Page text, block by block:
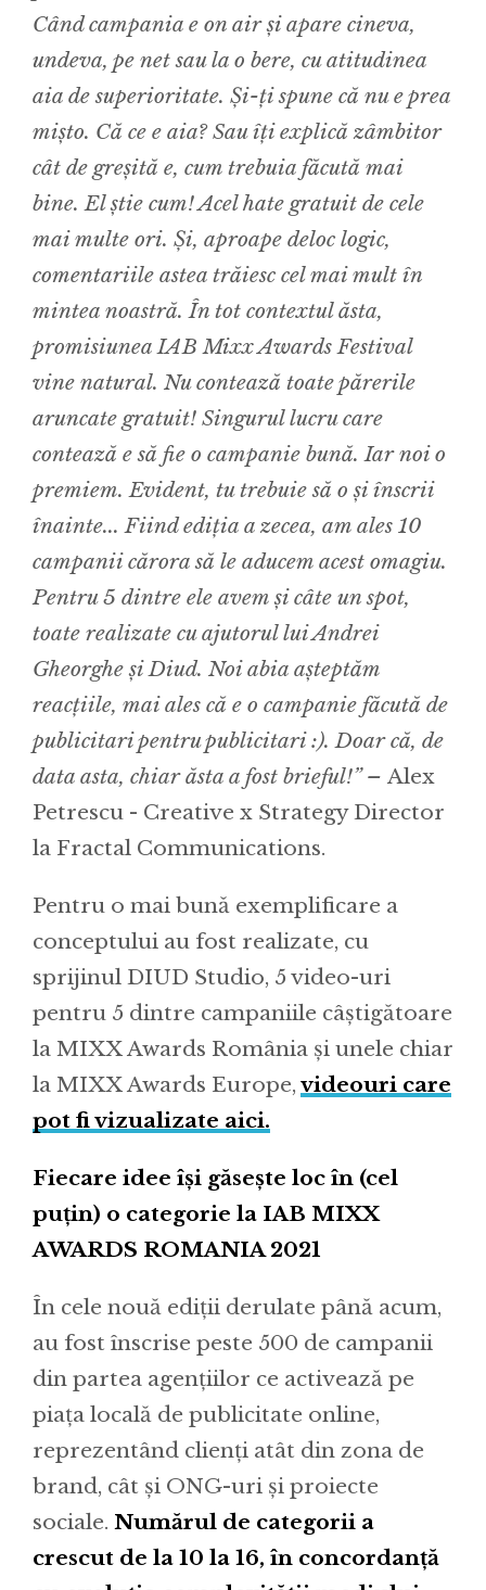
Când campania e on air și apare cineva,
undeva, pe net sau la o bere, cu atitudinea
aia de superioritate. Și-ți spune că nu e prea
mișto. Că ce e aia? Sau îți explică zâmbitor
cât de greșită e, cum trebuia făcută mai
bine. El știe cum! Acel hate gratuit de cele
mai multe ori. Și, aproape deloc logic,
comentariile astea trăiesc cel mai mult în
mintea noastră. În tot contextul ăsta,
promisiunea IAB Mixx Awards Festival
vine natural. Nu contează toate părerile
aruncate gratuit! Singurul lucru care
contează e să fie o campanie bună. Iar noi o
premiem. Evident, tu trebuie să o și înscrii
înainte... Fiind ediția a zecea, am ales 10
campanii cărora să le aducem acest omagiu.
Pentru 5 dintre ele avem și câte un spot,
toate realizate cu ajutorul lui Andrei
Gheorghe și Diud. Noi abia așteptăm
reacțiile, mai ales că e o campanie făcută de
publicitari pentru publicitari :). Doar că, de
data asta, chiar ăsta a fost brieful!” – Alex
Petrescu - Creative x Strategy Director
la Fractal Communications.
Pentru o mai bunǎ exemplificare a
conceptului au fost realizate, cu
sprijinul DIUD Studio, 5 video-uri
pentru 5 dintre campaniile câștigătoare
la MIXX Awards România și unele chiar
la MIXX Awards Europe, videouri care
pot fi vizualizate aici.
Fiecare idee își găsește loc în (cel
puțin) o categorie la IAB MIXX
AWARDS ROMANIA 2021
În cele nouă ediții derulate până acum,
au fost înscrise peste 500 de campanii
din partea agențiilor ce activează pe
piața locală de publicitate online,
reprezentând clienți atât din zona de
brand, cât și ONG-uri și proiecte
sociale. Numărul de categorii a
crescut de la 10 la 16, în concordanță